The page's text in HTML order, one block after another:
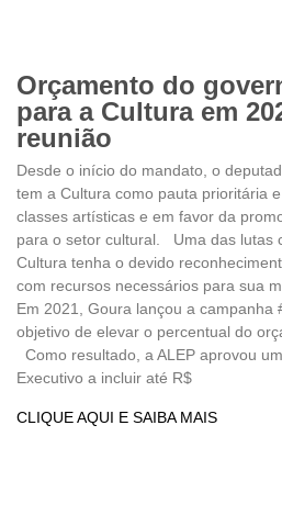
Orçamento do
para a Cultura em
reunião
Desde o início do mandato, o
tem a Cultura como pauta prioritária
classes artísticas e em favor da
para o setor cultural. Uma das lutas
Cultura tenha o devido
com recursos necessários para sua
Em 2021, Goura lançou a campanha
objetivo de elevar o percentual do
Como resultado, a ALEP aprovou
Executivo a incluir até R$
CLIQUE AQUI E SAIBA MAIS